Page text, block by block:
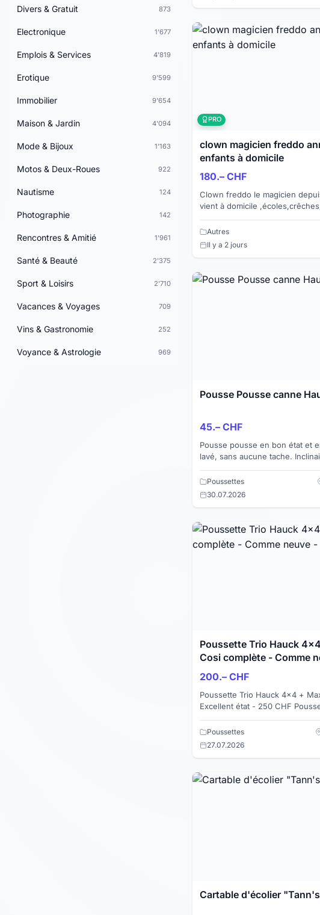
Divers & Gratuit 873
Electronique 1'677
Emplois & Services 4'819
Erotique 9'599
Immobilier 9'654
Maison & Jardin 4'094
Mode & Bijoux 1'163
Motos & Deux-Roues 922
Nautisme 124
Photographie 142
Rencontres & Amitié 1'961
Santé & Beauté 2'375
Sport & Loisirs 2'710
Vacances & Voyages 709
Vins & Gastronomie 252
Voyance & Astrologie 969
PRO
clown magicien freddo
enfants à domicile
180.– CHF
Clown freddo le magicien
vient à domicile
anniversaires réussis sur
Vaud.Votre enfant sera l'a...
Autres
Il y a 2 jours
Pousse Pousse canne
45.– CHF
Pousse pousse en bon état et
lavé, sans aucune tache.
photos) Le prix ...
Poussettes
30.07.2026
Poussette Trio Hauck
Cosi complète - Comme
200.– CHF
Poussette Trio Hauck 4x4 +
Excellent état - 250 CHF Poussette Trio Hauck
excellent état. Utilisée ...
Poussettes
27.07.2026
Cartable d'écolier